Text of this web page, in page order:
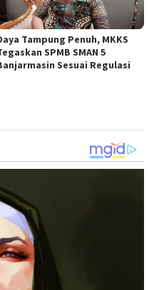
Tampung Penuh, MKKS
SPMB SMAN 5
Sesuai Regulasi